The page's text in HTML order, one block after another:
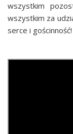
wszystkim
wszystkim za
serce i gościnność!